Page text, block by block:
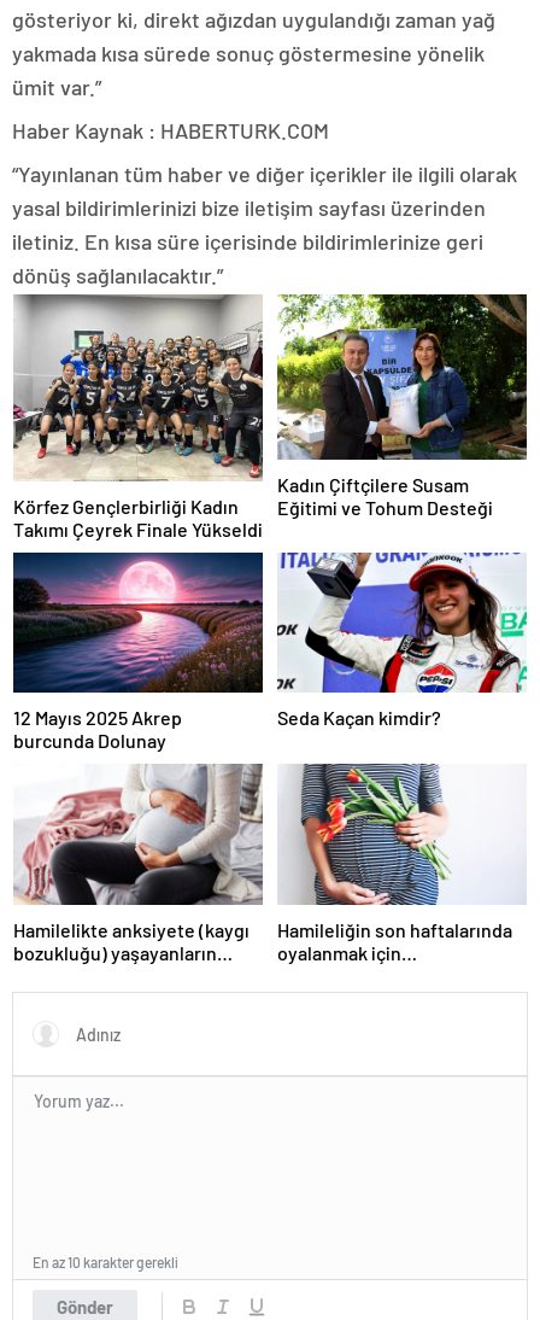
gösteriyor ki, direkt ağızdan uygulandığı zaman yağ
yakmada kısa sürede sonuç göstermesine yönelik
ümit var.”
Haber Kaynak : HABERTURK.COM
“Yayınlanan tüm haber ve diğer içerikler ile ilgili olarak
yasal bildirimlerinizi bize iletişim sayfası üzerinden
iletiniz. En kısa süre içerisinde bildirimlerinize geri
dönüş sağlanılacaktır.”
Körfez Gençlerbirliği Kadın
Takımı Çeyrek Finale Yükseldi
Kadın Çiftçilere Susam
Eğitimi ve Tohum Desteği
12 Mayıs 2025 Akrep
burcunda Dolunay
Seda Kaçan kimdir?
Hamilelikte anksiyete (kaygı
bozukluğu) yaşayanların
Hamileliğin son haftalarında
oyalanmak için…
Gönder
En az 10 karakter gerekli